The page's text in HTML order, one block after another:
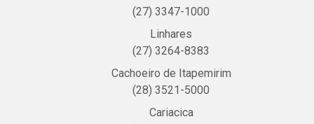
(27) 3347-1000
Linhares
(27) 3264-8383
Cachoeiro de Itapemirim
(28) 3521-5000
Cariacica